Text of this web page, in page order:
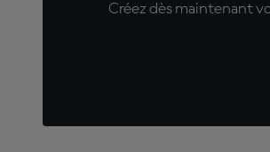
Créez dès maintenant